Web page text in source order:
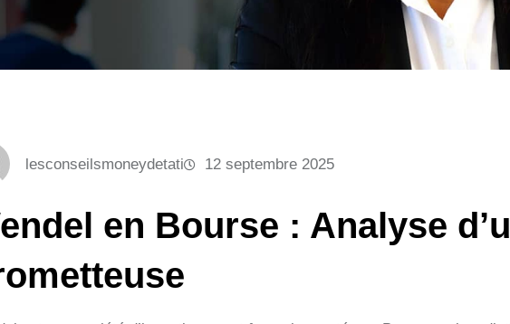
lesconseilsmoneydetati 12 septembre 2025
en Bourse : Analyse